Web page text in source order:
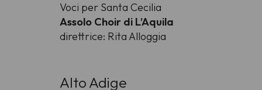
Voci per Santa Cecilia
Assolo Choir di L’Aquila
direttrice: Rita Alloggia
Alto Adige